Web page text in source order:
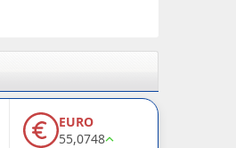
EURO
55,0748